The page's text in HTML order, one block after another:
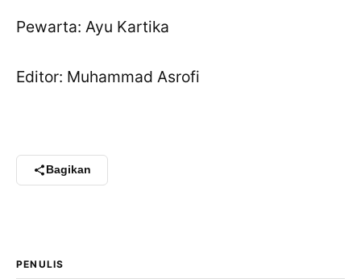
Pewarta: Ayu Kartika
Editor: Muhammad Asrofi
Bagikan
PENULIS